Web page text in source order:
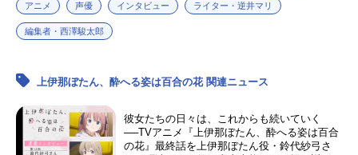
アニメ 声優 インタビュー ライター・逆井マリ
編集者・西澤駿太郎
上伊那ぼたん、酔へる姿は百合の花 関連ニュース
彼女たちの日々は、これからも続いていく
──TVアニメ『上伊那ぼたん、酔へる姿は百合
の花』最終話を上伊那ぼたん役・鈴代紗弓さ